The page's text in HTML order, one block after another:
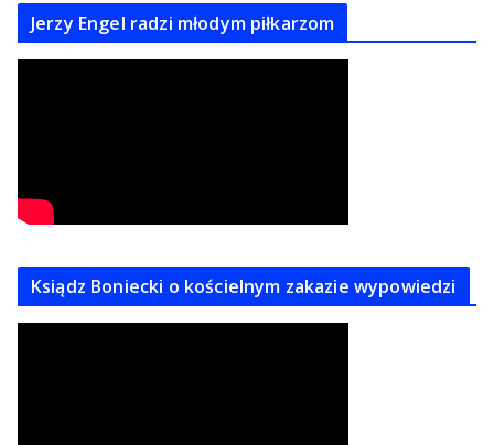
Jerzy Engel radzi młodym piłkarzom
Ksiądz Boniecki o kościelnym zakazie wypowiedzi